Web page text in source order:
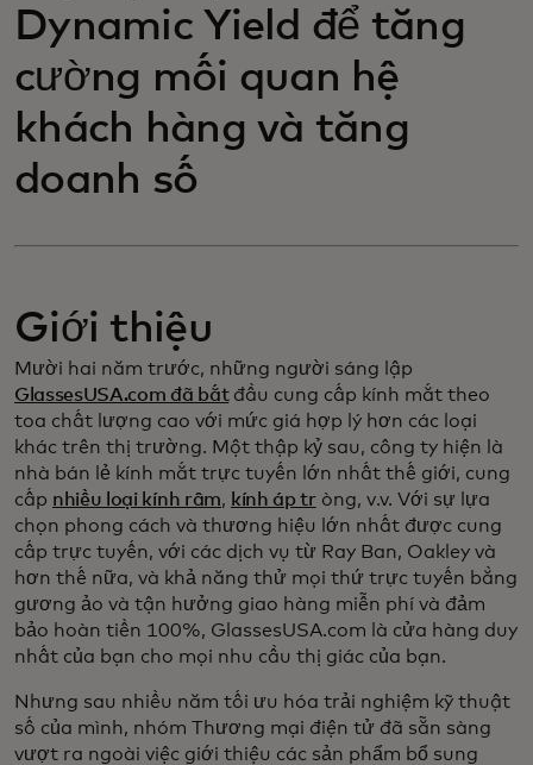
Dynamic Yield để tăng
cường mối quan hệ
khách hàng và tăng
doanh số
Giới thiệu
Mười hai năm trước, những người sáng lập
GlassesUSA.com đã bắtđầu cung cấp kính mắt theo
toa chất lượng cao với mức giá hợp lý hơn các loại
khác trên thị trường. Một thập kỷ sau, công ty hiện là
nhà bán lẻ kính mắt trực tuyến lớn nhất thế giới, cung
cấp nhiều loại kính râm, kính áp tròng, v.v. Với sự lựa
chọn phong cách và thương hiệu lớn nhất được cung
cấp trực tuyến, với các dịch vụ từ Ray Ban, Oakley và
hơn thế nữa, và khả năng thử mọi thứ trực tuyến bằng
gương ảo và tận hưởng giao hàng miễn phí và đảm
bảo hoàn tiền 100%, GlassesUSA.com là cửa hàng duy
nhất của bạn cho mọi nhu cầu thị giác của bạn.
Nhưng sau nhiều năm tối ưu hóa trải nghiệm kỹ thuật
số của mình, nhóm Thương mại điện tử đã sẵn sàng
vượt ra ngoài việc giới thiệu các sản phẩm bổ sung